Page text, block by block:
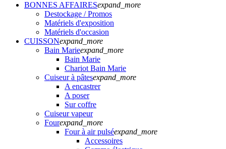
BONNES AFFAIRESexpand_more
Destockage / Promos
Matériels d'exposition
Matériels d'occasion
CUISSONexpand_more
Bain Marieexpand_more
Bain Marie
Chariot Bain Marie
Cuiseur à pâtesexpand_more
A encastrer
A poser
Sur coffre
Cuiseur vapeur
Fourexpand_more
Four à air pulséexpand_more
Accessoires